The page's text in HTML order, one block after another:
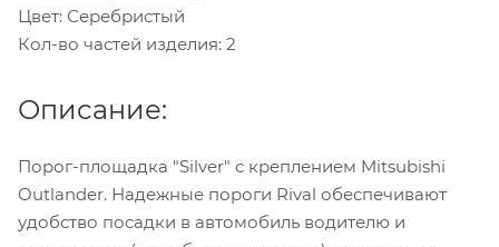
Цвет: Серебристый
Кол-во частей изделия: 2
Описание:
Порог-площадка "Silver" с креплением Mitsubishi
Outlander. Надежные пороги Rival обеспечивают
удобство посадки в автомобиль водителю и